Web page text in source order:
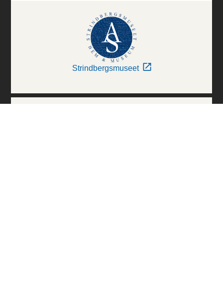
Strindbergsmuseet